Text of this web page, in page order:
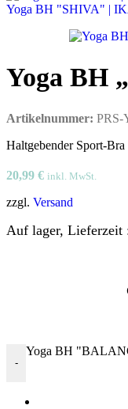
Yoga BH "SHIVA" |
Yoga BH
Artikelnummer: PRS-
Haltgebender Sport-
20,99 € inkl. MwSt.
zzgl. Versand
Auf lager, Lieferzeit
-
Yoga BH